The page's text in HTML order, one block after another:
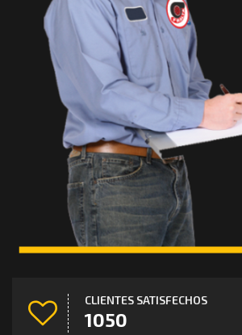
CLIENTES SATISFECHOS
1690